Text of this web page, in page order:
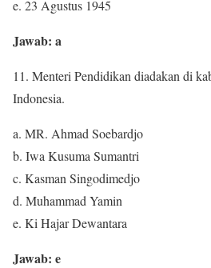
e. 23 Agustus 1945
Jawab: a
11. Menteri Pendidikan diadakan di
Indonesia.
a. MR. Ahmad Soebardjo
b. Iwa Kusuma Sumantri
c. Kasman Singodimedjo
d. Muhammad Yamin
e. Ki Hajar Dewantara
Jawab: e